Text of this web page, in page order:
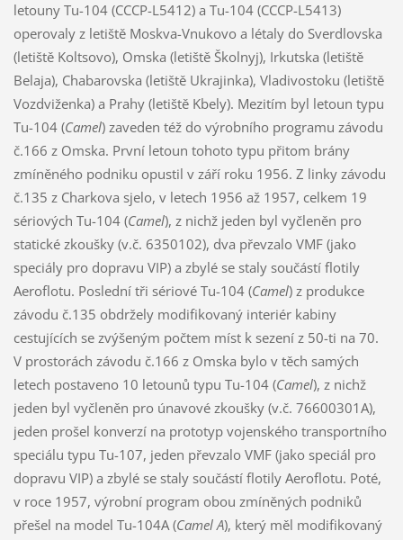
letouny Tu-104 (CCCP-L5412) a Tu-104 (CCCP-L5413)
operovaly z letiště Moskva-Vnukovo a létaly do Sverdlovska
(letiště Koltsovo), Omska (letiště Školnyj), Irkutska (letiště
Belaja), Chabarovska (letiště Ukrajinka), Vladivostoku (letiště
Vozdviženka) a Prahy (letiště Kbely). Mezitím byl letoun typu
Tu-104 (Camel) zaveden též do výrobního programu závodu
č.166 z Omska. První letoun tohoto typu přitom brány
zmíněného podniku opustil v září roku 1956. Z linky závodu
č.135 z Charkova sjelo, v letech 1956 až 1957, celkem 19
sériových Tu-104 (Camel), z nichž jeden byl vyčleněn pro
statické zkoušky (v.č. 6350102), dva převzalo VMF (jako
speciály pro dopravu VIP) a zbylé se staly součástí flotily
Aeroflotu. Poslední tři sériové Tu-104 (Camel) z produkce
závodu č.135 obdržely modifikovaný interiér kabiny
cestujících se zvýšeným počtem míst k sezení z 50-ti na 70.
V prostorách závodu č.166 z Omska bylo v těch samých
letech postaveno 10 letounů typu Tu-104 (Camel), z nichž
jeden byl vyčleněn pro únavové zkoušky (v.č. 76600301A),
jeden prošel konverzí na prototyp vojenského transportního
speciálu typu Tu-107, jeden převzalo VMF (jako speciál pro
dopravu VIP) a zbylé se staly součástí flotily Aeroflotu. Poté,
v roce 1957, výrobní program obou zmíněných podniků
přešel na model Tu-104A (Camel A), který měl modifikovaný